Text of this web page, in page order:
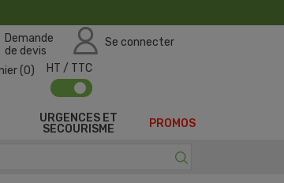
Demande
de devis
Se connecter
(0) HT / TTC
URGENCES ET
SECOURISME
PROMOS